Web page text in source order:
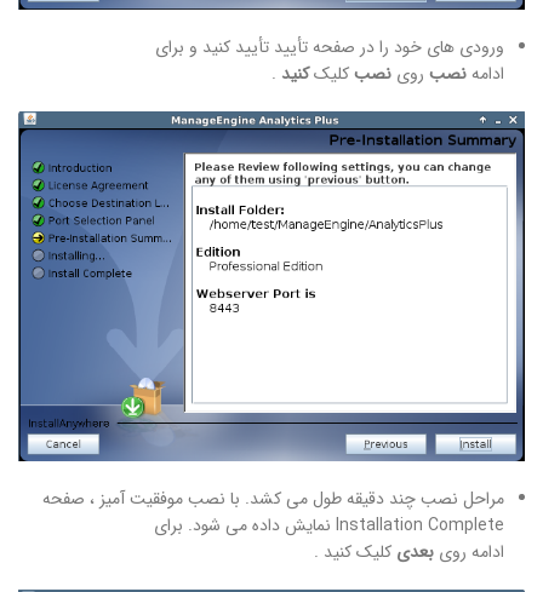
ورودی های خود را در صفحه تأیید تأیید کنید و برای
ادامهنصب روی نصبکلیککنید .
مراحل نصب چند دقیقه طول می کشد. با نصب موفقیت آمیز ، صفحه
Installation Complete نمایش داده می شود. برای
ادامه روی بعدی کلیک کنید .